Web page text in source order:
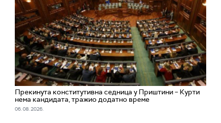
Прекинута конститутивна седница у Приштини – Курти
нема кандидата, тражио додатно време
06. 08. 2026.